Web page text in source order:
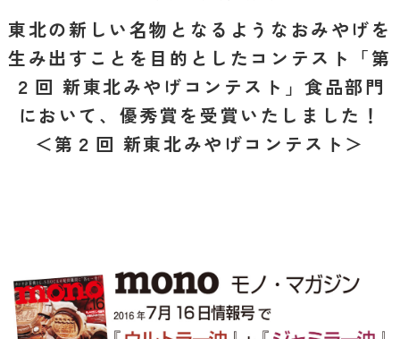
東北の新しい名物となるようなおみやげを
生み出すことを目的としたコンテスト「第
２回 新東北みやげコンテスト」食品部門
において、優秀賞を受賞いたしました！
＜第２回 新東北みやげコンテスト＞